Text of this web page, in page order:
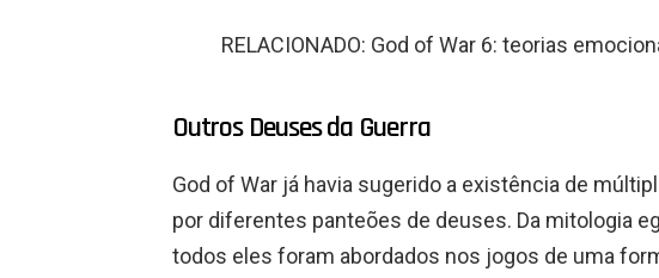
RELACIONADO: God of War 6: teorias
Outros Deuses da Guerra
God of War já havia sugerido a existência de
por diferentes panteões de deuses. Da mitologia
todos eles foram abordados nos jogos de uma